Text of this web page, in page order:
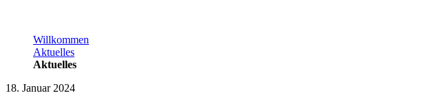
Willkommen
Aktuelles
Aktuelles
18. Januar 2024